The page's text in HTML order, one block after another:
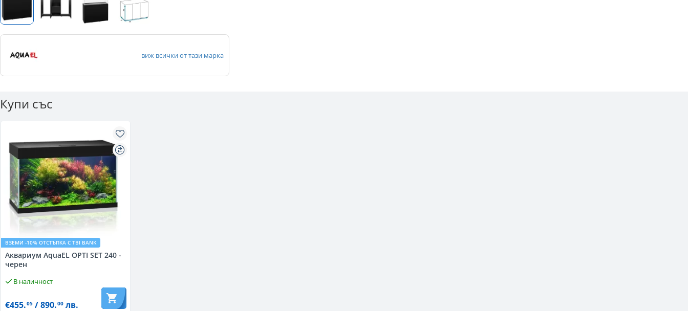
виж всички от тази марка
Купи със
ВЗЕМИ -10% ОТСТЪПКА С TBI BANK
Аквариум AquaEL OPTI SET 240 -
черен
В наличност
€455.05 / 890.00 лв.